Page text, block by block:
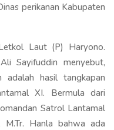
perikanan Kabupaten
Laut (P) Haryono.
Sayifuddin menyebut,
adalah hasil tangkapan
XI. Bermula dari
Satrol Lantamal
Hanla bahwa ada